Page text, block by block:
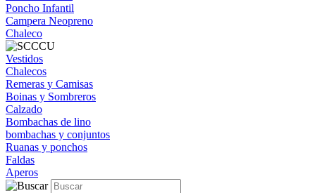
Poncho Infantil
Campera Neopreno
Chaleco
Vestidos
Chalecos
Remeras y Camisas
Boinas y Sombreros
Calzado
Bombachas de lino
bombachas y conjuntos
Ruanas y ponchos
Faldas
Aperos